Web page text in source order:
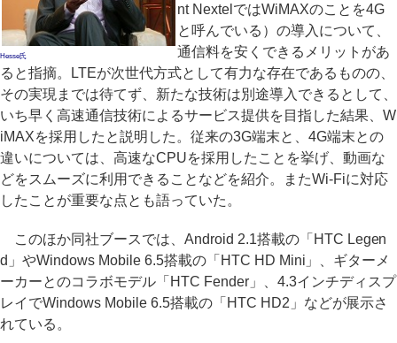
Hesse氏
nt NextelではWiMAXのことを4G
と呼んでいる）の導入について、
通信料を安くできるメリットがあ
ると指摘。LTEが次世代方式として有力な存在であるものの、
その実現までは待てず、新たな技術は別途導入できるとして、
いち早く高速通信技術によるサービス提供を目指した結果、W
iMAXを採用したと説明した。従来の3G端末と、4G端末との
違いについては、高速なCPUを採用したことを挙げ、動画な
どをスムーズに利用できることなどを紹介。またWi-Fiに対応
したことが重要な点とも語っていた。
このほか同社ブースでは、Android 2.1搭載の「HTC Legen
d」やWindows Mobile 6.5搭載の「HTC HD Mini」、ギターメ
ーカーとのコラボモデル「HTC Fender」、4.3インチディスプ
レイでWindows Mobile 6.5搭載の「HTC HD2」などが展示さ
れている。